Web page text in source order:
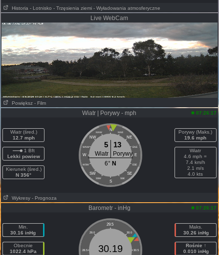
Historia - Lotnisko - Trzęsienia ziemi - Wyładowania atmosferyczne
Live WebCam
Powiększ - Film
Wiatr | Porywy - mph 07:26:17
Wiatr (śred.)
12.7 mph
1 Bft
Lekki powiew
Kierunek (śred.)
N 356°
N
NNW NNE
NW NE
WNW ENE
W E
WSW ESE
SW SE
SSW SSE
S
5 13
Wiatr
Porywy
6° N
Porywy (Maks.)
19.6 mph
Wiatr
4.6 mph =
7.4 km/h
2.1 m/s
4.0 kts
Wykresy - Prognoza
Barometr - inHg 07:26:17
Min.
30.16 inHg
Obecnie
1022.4 hPa
29.5
29.0 30.0
28.5 30.5
30.19
Maks.
30.26 inHg
Rośnie ↑
0.010 inHg